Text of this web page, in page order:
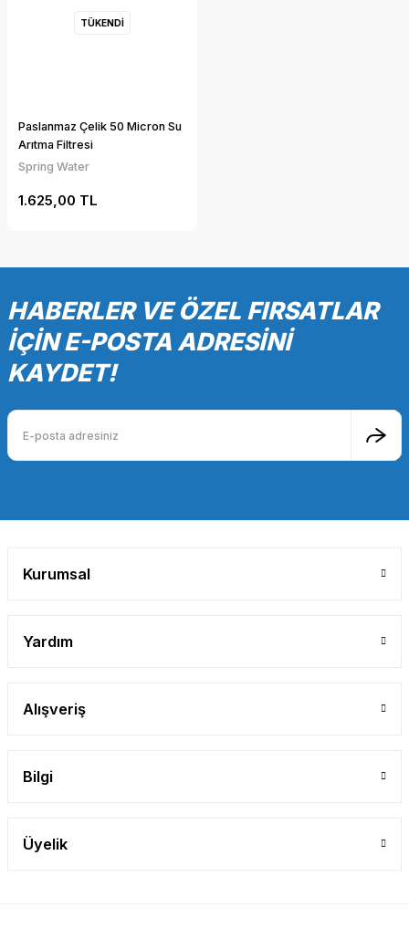
TÜKENDİ
Paslanmaz Çelik 50 Micron Su
Arıtma Filtresi
Spring Water
1.625,00 TL
HABERLER VE ÖZEL FIRSATLAR
İÇİN E-POSTA ADRESİNİ
KAYDET!
Kurumsal
Yardım
Alışveriş
Bilgi
Üyelik